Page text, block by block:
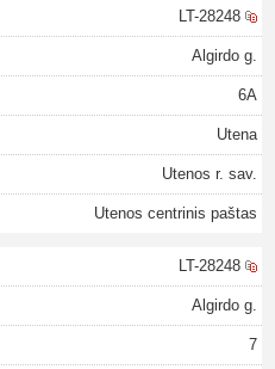
LT-28248
Algirdo g.
6A
Utena
Utenos r. sav.
Utenos centrinis paštas
LT-28248
Algirdo g.
7